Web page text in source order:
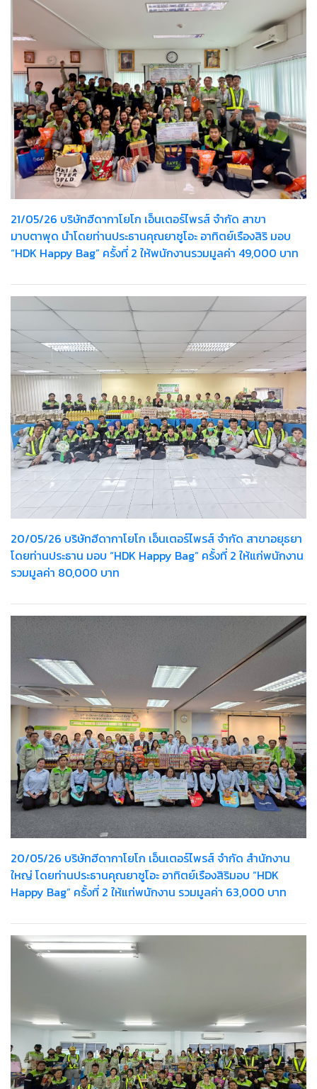
21/05/26 บริษัทฮีดากาโยโก เอ็นเตอร์ไพรส์ จำกัด สาขา
มาบตาพุด นำโดยท่านประธานคุณยาซูโอะ อาทิตย์เรืองสิริ มอบ
“HDK Happy Bag” ครั้งที่ 2 ให้พนักงานรวมมูลค่า 49,000 บาท
20/05/26 บริษัทฮีดากาโยโก เอ็นเตอร์ไพรส์ จำกัด สาขาอยุธยา
โดยท่านประธาน มอบ “HDK Happy Bag” ครั้งที่ 2 ให้แก่พนักงาน
รวมมูลค่า 80,000 บาท
20/05/26 บริษัทฮีดากาโยโก เอ็นเตอร์ไพรส์ จำกัด สำนักงาน
ใหญ่ โดยท่านประธานคุณยาซูโอะ อาทิตย์เรืองสิริมอบ “HDK
Happy Bag” ครั้งที่ 2 ให้แก่พนักงาน รวมมูลค่า 63,000 บาท